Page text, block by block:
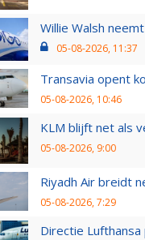
Willie Walsh
05-08-2026, 11:37
Transavia opent
05-08-2026, 10:46
KLM blijft net als
05-08-2026, 9:00
Riyadh Air breidt
05-08-2026, 7:29
Directie